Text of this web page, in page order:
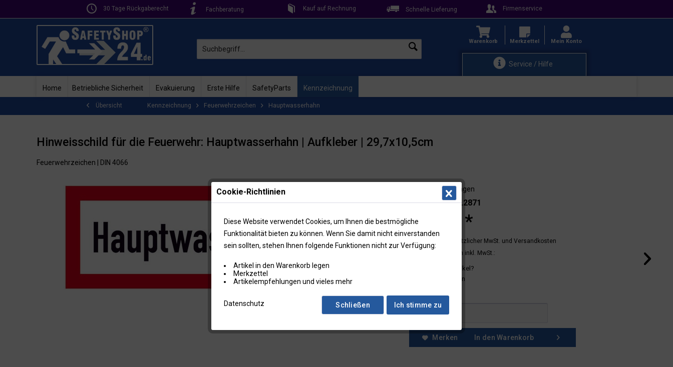
30 Tage Rückgaberecht Fachberatung Kauf auf Rechnung Schnelle Lieferung Firmenservice
Service / Hilfe
Warenkorb Merkzettel Mein Konto
Home Betriebliche Sicherheit Evakuierung Erste Hilfe SafetyParts Kennzeichnung
Übersicht Kennzeichnung Feuerwehrzeichen Hauptwasserhahn
Hinweisschild für die Feuerwehr: Hauptwasserhahn | Aufkleber | 29,7x10,5cm
Feuerwehrzeichen | DIN 4066
Lieferzeit: 3-4 Tagen
Artikel-Nr.: 21.2871
6,65 € *
* Preise zzgl. gesetzlicher MwSt. und Versandkosten
Preise in Klammern inkl. MwSt.:
Fragen zum Artikel?
Faxbestellschein
Menge:
Merken In den Warenkorb
Cookie-Richtlinien
Diese Website verwendet Cookies, um Ihnen die bestmögliche
Funktionalität bieten zu können. Wenn Sie damit nicht einverstanden
sein sollten, stehen Ihnen folgende Funktionen nicht zur Verfügung:
Artikel in den Warenkorb legen
Merkzettel
Artikelempfehlungen und vieles mehr
Datenschutz Ich stimme zu
Schließen